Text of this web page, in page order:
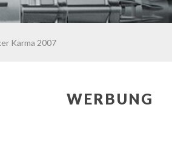
Karma 2007
WERBUNG